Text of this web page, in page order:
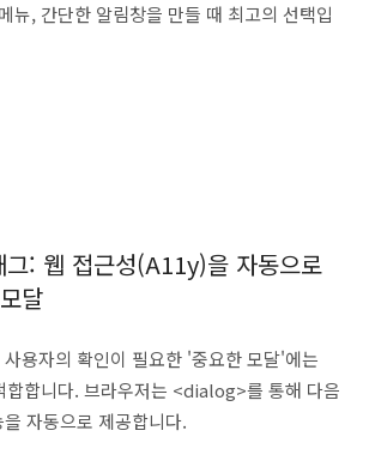
뉴, 간단한 알림창을 만들 때 최고의 선택입
: 웹 접근성(A11y)을 자동으로
달
용자의 확인이 필요한 '중요한 모달'에는
합니다. 브라우저는 <dialog>를 통해 다음
자동으로 제공합니다.